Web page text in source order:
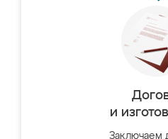
и
Заключаем